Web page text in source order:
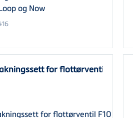
for flottørventil F10